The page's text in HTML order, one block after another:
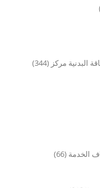
البدنية مركز (344)
(66)